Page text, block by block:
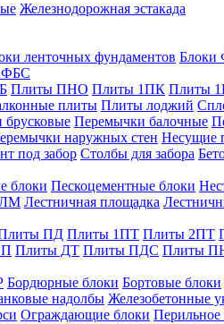
Железнодорожная эстакада
ленточных фундаментов Блоки
ФБС
Плиты ПНО Плиты 1ПК Плиты
плиты Плиты лоджий
Перемычки балочные
наружных стен Несущие
под забор Столбы для забора
блоки Пескоцементные блоки
Лестничная площадка
ПД Плиты 1ПТ Плиты 2ПТ
П Плиты ДТ Плиты ПДС Плиты
Бордюрные блоки Бортовые блоки
надолбы Железобетонные
Ограждающие блоки Перильное